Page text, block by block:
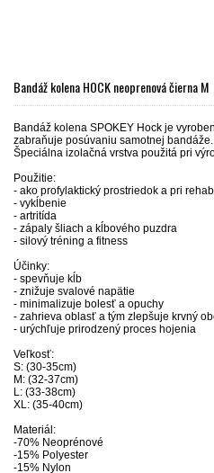
Bandáž kolena HOCK neoprenová čierna M
Bandáž kolena SPOKEY Hock je
zabraňuje posúvaniu samotnej bandáže.
Špeciálna izolačná vrstva použitá pri
Použitie:
- ako profylaktický prostriedok a pri
- vykĺbenie
- artritída
- zápaly šliach a kĺbového puzdra
- silový tréning a fitness
Účinky:
- spevňuje kĺb
- znižuje svalové napätie
- minimalizuje bolesť a opuchy
- zahrieva oblasť a tým zlepšuje krvný
- urýchľuje prirodzený proces hojenia
Veľkosť:
S: (30-35cm)
M: (32-37cm)
L: (33-38cm)
XL: (35-40cm)
Materiál:
-70% Neoprénové
-15% Polyester
-15% Nylon